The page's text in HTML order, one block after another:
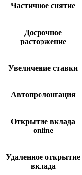
Частичное снятие
Досрочное
расторжение
Увеличение ставки
Автопролонгация
Открытие вклада
online
Удаленное открытие
вклада